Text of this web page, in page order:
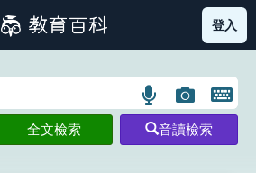
畫索引圖示 部首索引表圖示
登入
語
言
搜
圖
片
搜
開
鍵
全文檢索 音讀檢索